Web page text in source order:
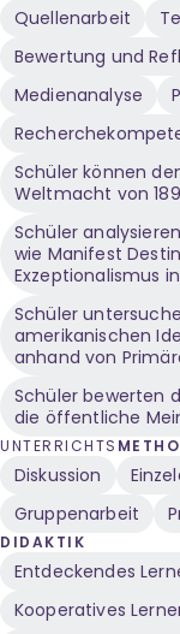
Quellenarbeit
Bewertung und
Medienanalyse
Schüler können
Weltmacht von
Schüler
wie Manifest
Exzeptionalismus
Schüler
amerikanischen
anhand von
Schüler bewerten
die öffentliche
UNTERRICHTS
Diskussion
Gruppenarbeit
DIDAKTIK
Entdeckendes
Kooperatives